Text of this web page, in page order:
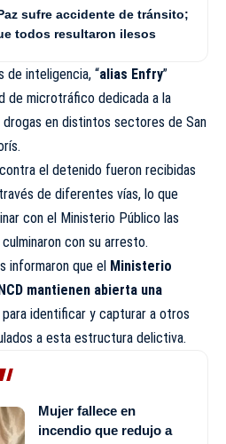
sufre accidente de tránsito;
todos resultaron ilesos
de inteligencia, “alias Enfry”
de microtráfico dedicada a la
en distintos sectores de San
el detenido fueron recibidas
de diferentes vías, lo que
con el Ministerio Público las
con su arresto.
informaron que el Ministerio
mantienen abierta una
para identificar y capturar a otros
a esta estructura delictiva.
Mujer fallece en
incendio que redujo a